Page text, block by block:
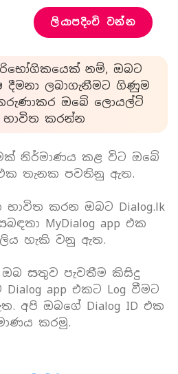
ලියාපදිංචි වන්න
නම්, ඔබට
ලබාගැනීමට ගිණුම
ඔබේ ලොයල්ටි
භාවිත කරන්න
නිර්මාණය කළ විට ඔබේ
තැනක පවතිනු ඇත.
භාවිත කරන ඔබට Dialog.lk
MyDialog app එක
හැකි වනු ඇත.
ඔබ සතුව පැවතීම කිසිදු
app එකට Log වීමට
අපි ඔබගේ Dialog ID එක
කරමු.